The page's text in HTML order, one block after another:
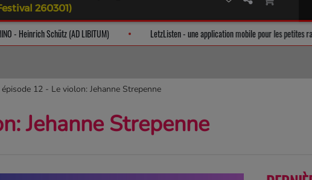
260301)
DOMINO - Heinrich Schütz (AD LIBITUM) LetzListen - une application mobile pour
épisode 12 - Le violon: Jehanne Strepenne
Jehanne Strepenne